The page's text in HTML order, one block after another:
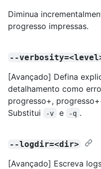
Diminua
progresso impressas.
--
[Avançado] Defina
detalhamento como
progresso+,
Substitui
-v e -q .
--logdir=<dir>
[Avançado] Escreva